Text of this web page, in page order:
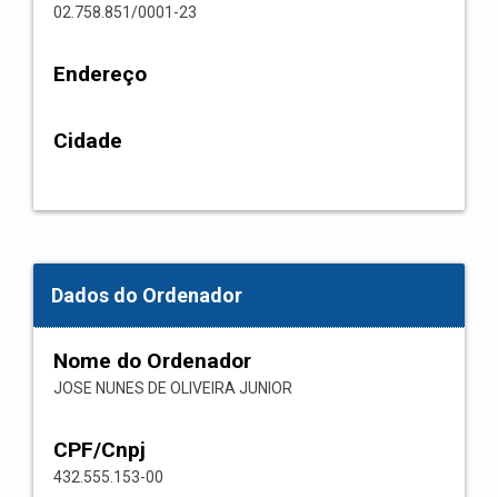
02.758.851/0001-23
Endereço
Cidade
Dados do Ordenador
Nome do Ordenador
JOSE NUNES DE OLIVEIRA JUNIOR
CPF/Cnpj
432.555.153-00